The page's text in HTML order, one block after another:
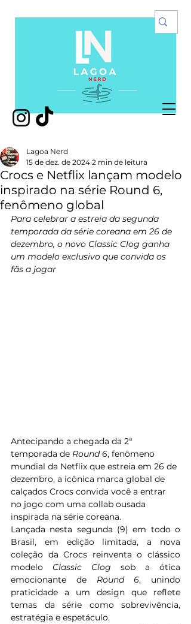
Crocs e Netflix lançam modelo
inspirado na série Round 6,
fenômeno global
Lagoa Nerd
15 de dez. de 2024 2 min de leitura
Para celebrar a estreia da segunda
temporada da série coreana em 26 de
dezembro, o novo Classic Clog ganha
um modelo exclusivo que convida os
fãs a jogar
Antecipando a chegada da 2ª
temporada de Round 6, fenômeno
mundial da Netflix que estreia em 26 de
dezembro, a icônica marca global de
calçados Crocs convida você a entrar
no jogo com uma collab ousada
inspirada na série coreana.
Lançada nesta segunda (9) em todo o
Brasil, em edição limitada, a nova
coleção da Crocs reinventa o clássico
modelo Classic Clog sob a ótica
emocionante de Round 6, unindo
praticidade a um design que reflete
temas da série como sobrevivência,
estratégia e espetáculo.